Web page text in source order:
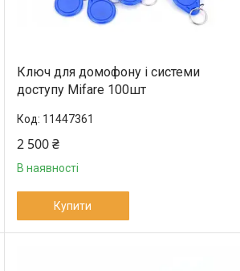
Ключ для домофону і системи
доступу Mifare 100шт
11447361
2 500 ₴
В наявності
Купити